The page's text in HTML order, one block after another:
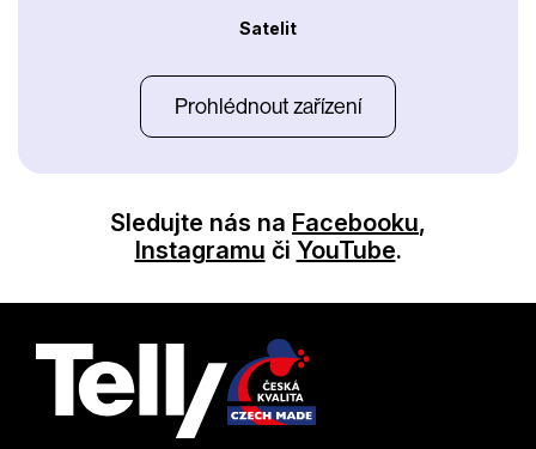
Satelit
Prohlédnout zařízení
Sledujte nás na Facebooku,
Instagramu či YouTube.